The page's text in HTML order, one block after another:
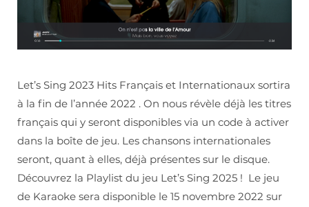
Let’s Sing 2023 Hits Français et Internationaux sortira
à la fin de l’année 2022 . On nous révèle déjà les titres
français qui y seront disponibles via un code à activer
dans la boîte de jeu. Les chansons internationales
seront, quant à elles, déjà présentes sur le disque.
Découvrez la Playlist du jeu Let’s Sing 2025 ! Le jeu
de Karaoke sera disponible le 15 novembre 2022 sur